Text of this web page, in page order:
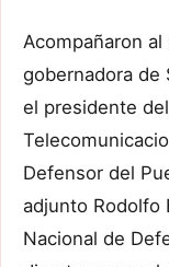
Acompañaron
gobernadora de
el presidente
Defensor del
adjunto Rodolfo
Nacional de